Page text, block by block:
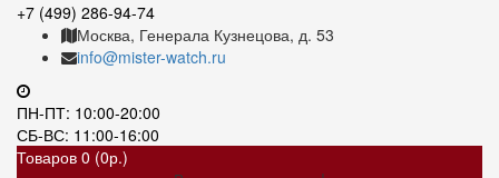
+7 (499) 286-94-74
Москва, Генерала Кузнецова, д. 53
info@mister-watch.ru
ПН-ПТ: 10:00-20:00
СБ-ВС: 11:00-16:00
Товаров 0 (0р.)